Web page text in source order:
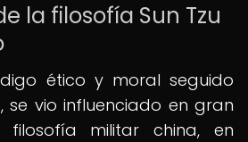
la filosofía Sun Tzu
ético y moral seguido
se vio influenciado en gran
militar china, en